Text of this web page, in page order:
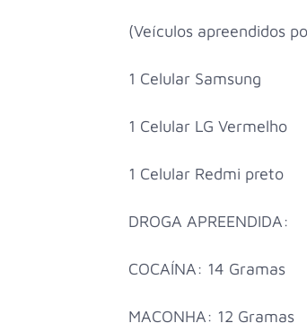
(Veículos apreendidos
1 Celular Samsung
1 Celular LG Vermelho
1 Celular Redmi preto
DROGA APREENDIDA:
COCAÍNA: 14 Gramas
MACONHA: 12 Gramas